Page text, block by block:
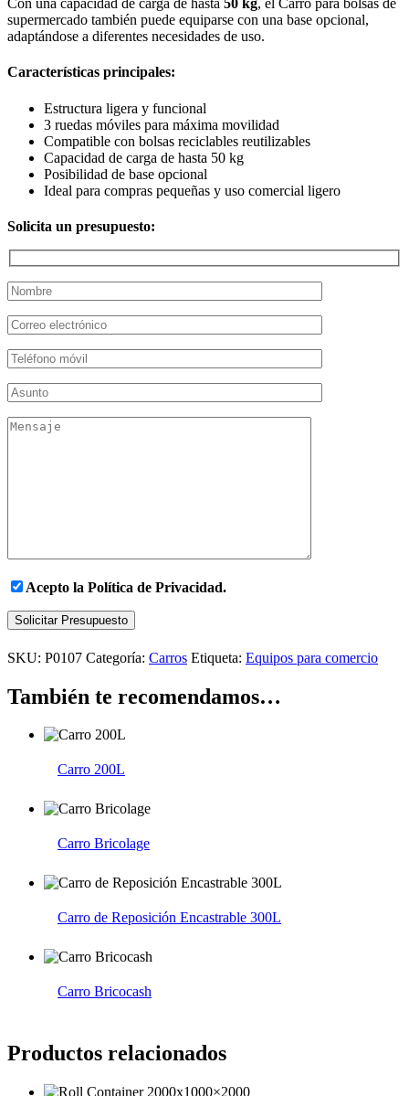
Con una capacidad de carga de hasta 50 kg, el Carro para bolsas de
supermercado también puede equiparse con una base opcional,
adaptándose a diferentes necesidades de uso.
Características principales:
Estructura ligera y funcional
3 ruedas móviles para máxima movilidad
Compatible con bolsas reciclables reutilizables
Capacidad de carga de hasta 50 kg
Posibilidad de base opcional
Ideal para compras pequeñas y uso comercial ligero
Solicita un presupuesto:
Acepto la Política de Privacidad.
Solicitar Presupuesto
SKU: P0107 Categoría: Carros Etiqueta: Equipos para comercio
También te recomendamos…
Carro 200L
Carro Bricolage
Carro de Reposición Encastrable 300L
Carro Bricocash
Productos relacionados